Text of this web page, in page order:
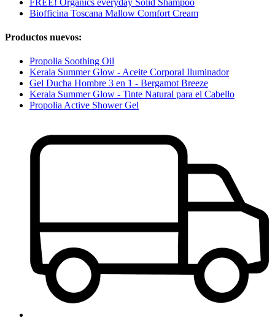
Biofficina Toscana Mallow Comfort Cream
Productos nuevos:
Propolia Soothing Oil
Kerala Summer Glow - Aceite Corporal Iluminador
Gel Ducha Hombre 3 en 1 - Bergamot Breeze
Kerala Summer Glow - Tinte Natural para el Cabello
Propolia Active Shower Gel